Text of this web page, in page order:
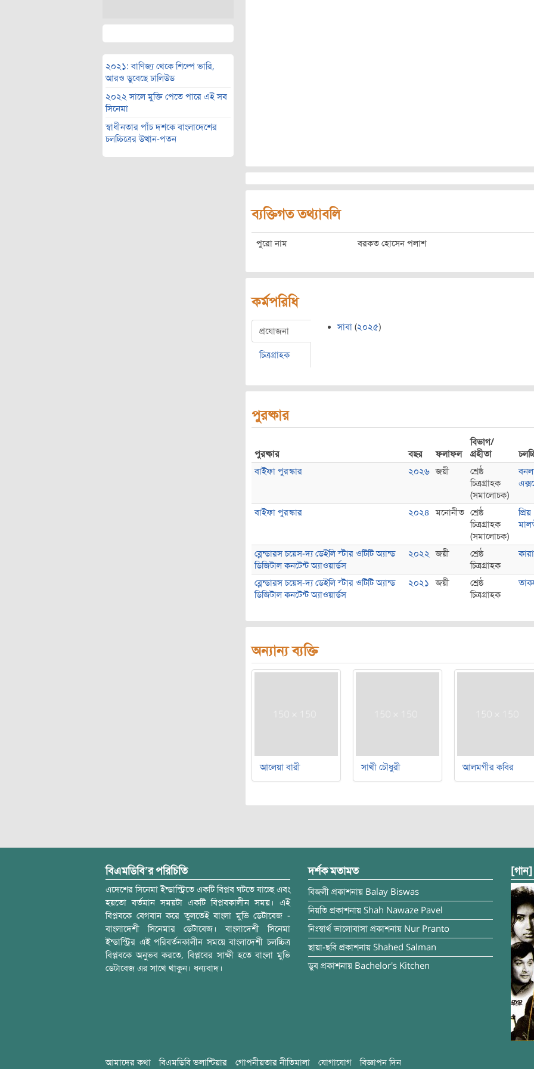
২০২১: বাণিজ্য থেকে শিল্পে ভারি,
আরও ডুবেছে ঢালিউড
২০২২ সালে মুক্তি পেতে পারে এই সব
সিনেমা
স্বাধীনতার পাঁচ দশকে বাংলাদেশের
চলচ্চিত্রের উত্থান-পতন
ব্যক্তিগত তথ্যাবলি
পুরো নাম বরকত হোসেন পলাশ
কর্মপরিধি
প্রযোজনা
চিত্রগ্রাহক
সাবা (২০২৫)
পুরষ্কার
পুরষ্কার বছর ফলাফল
বিভাগ/
গ্রহীতা
বাইফা পুরস্কার
২০২৬ জয়ী
শ্রেষ্ঠ
চিত্রগ্রাহক
(সমালোচক)
বাইফা পুরস্কার ২০২৪ মনোনীত শ্রেষ্ঠ
চিত্রগ্রাহক
(সমালোচক)
প্রিয়
ব্লেন্ডারস চয়েস-দ্য ডেইলি স্টার ওটিটি অ্যান্ড
ডিজিটাল কনটেন্ট অ্যাওয়ার্ডস
২০২২ জয়ী
শ্রেষ্ঠ
চিত্রগ্রাহক
ব্লেন্ডারস চয়েস-দ্য ডেইলি স্টার ওটিটি অ্যান্ড
ডিজিটাল কনটেন্ট অ্যাওয়ার্ডস
২০২১ জয়ী
শ্রেষ্ঠ
চিত্রগ্রাহক
অন্যান্য ব্যক্তি
আলেয়া বারী সাথী চৌধুরী আলমগীর কবির
বিএমডিবি’র পরিচিতি
এদেশের সিনেমা ইন্ডাস্ট্রিতে একটি বিপ্লব ঘটতে যাচ্ছে এবং
হয়তো বর্তমান সময়টা একটি বিপ্লবকালীন সময়। এই
বিপ্লবকে বেগবান করে তুলতেই বাংলা মুভি ডেটাবেজ -
বাংলাদেশী সিনেমার ডেটাবেজ। বাংলাদেশী সিনেমা
ইন্ডাস্ট্রির এই পরিবর্তনকালীন সময়ে বাংলাদেশী চলচ্চিত্র
বিপ্লবকে অনুভব করতে, বিপ্লবের সাক্ষী হতে বাংলা মুভি
ডেটাবেজ এর সাথে থাকুন। ধন্যবাদ।
দর্শক মতামত
বিজলী প্রকাশনায় Balay Biswas
নিয়তি প্রকাশনায় Shah Nawaze Pavel
নিঃস্বার্থ ভালোবাসা প্রকাশনায় Nur Pranto
ছায়া-ছবি প্রকাশনায় Shahed Salman
ডুব প্রকাশনায় Bachelor's Kitchen
[গান]
আমাদের কথা বিএমডিবি ভলান্টিয়ার গোপনীয়তার নীতিমালা যোগাযোগ বিজ্ঞাপন দিন